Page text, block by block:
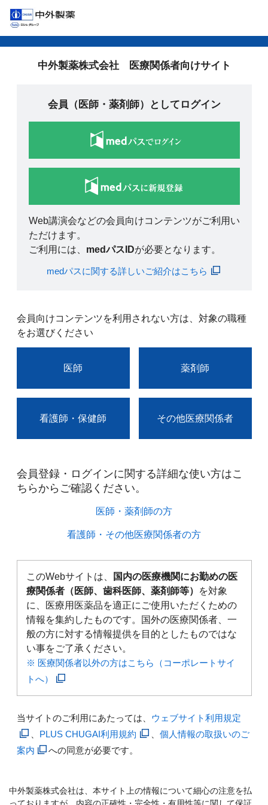
中外製薬株式会社 医療関係者向けサイト
会員（医師・薬剤師）としてログイン
Web講演会などの会員向けコンテンツがご利用い
ただけます。
ご利用には、 medパスIDが必要となります。
medパスに関する詳しいご紹介はこちら
会員向けコンテンツを利用されない方は、対象の職種
をお選びください
医師 薬剤師
看護師・保健師 その他医療関係者
会員登録・ログインに関する詳細な使い方はこ
ちらからご確認ください。​
医師・薬剤師の方​
看護師・その他医療関係者の方​
このWebサイトは、
国内の医療機関にお勤めの医
療関係者（医師、歯科医師、薬剤師等）
を対象
に、医療用医薬品を適正にご使用いただくための
情報を集約したものです。国外の医療関係者、一
般の方に対する情報提供を目的としたものではな
い事をご了承ください。
※ 医療関係者以外の方はこちら（コーポレートサイ
トへ）
当サイトのご利用にあたっては、 ウェブサイト利用規定
PLUS CHUGAI利用規約
個人情報の取扱いのご
案内
への同意が必要です。
中外製薬株式会社は、本サイト上の情報について細心の注意を払
っておりますが、内容の正確性・完全性・有用性等に関して保証